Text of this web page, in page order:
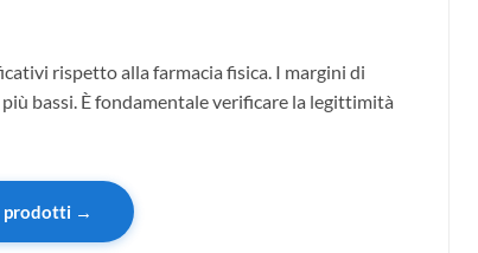
rispetto alla farmacia fisica. I margini di
bassi. È fondamentale verificare la legittimità
prodotti →